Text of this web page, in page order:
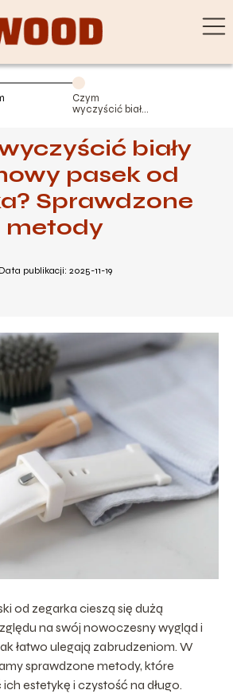
Czym
wyczyścić biały
zegarka?
Sprawdzonebiały
pasek od
Sprawdzone
metody
Data publikacji: 2025-11-19
od zegarka cieszą się dużą
na swój nowoczesny wygląd i
łatwo ulegają zabrudzeniom. W
sprawdzone metody, które
estetykę i czystość na długo.